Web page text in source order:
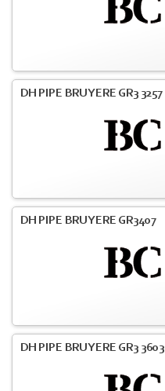
DH PIPE BRUYERE GR3 3257
DH PIPE BRUYERE GR3407
DH PIPE BRUYERE GR3 3603